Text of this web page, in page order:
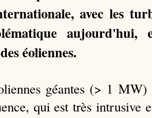
avec les
éoliennes.
géantes (> 1
qui est très intrusive